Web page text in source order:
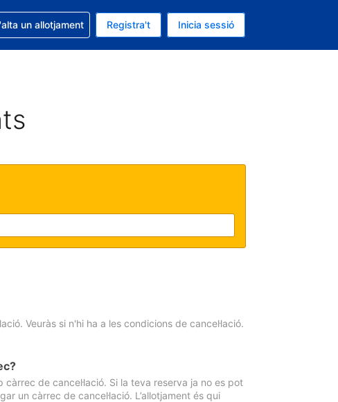
és EUR
actual és Català
amb la reserva
un allotjament Registra't Inicia sessió
Veuràs si n'hi ha a les condicions de cancel·lació.
de cancel·lació. Si la teva reserva ja no es pot
un càrrec de cancel·lació. L’allotjament és qui